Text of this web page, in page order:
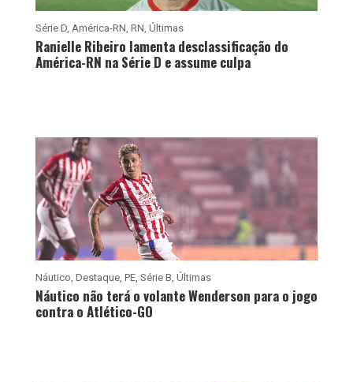
Série D, América-RN RN Últimas
Ranielle Ribeiro lamenta desclassificação do
América-RN na Série D e assume culpa
Náutico Destaque, PE, Série B Últimas
Náutico não terá o volante Wenderson para o jogo
contra o Atlético-GO